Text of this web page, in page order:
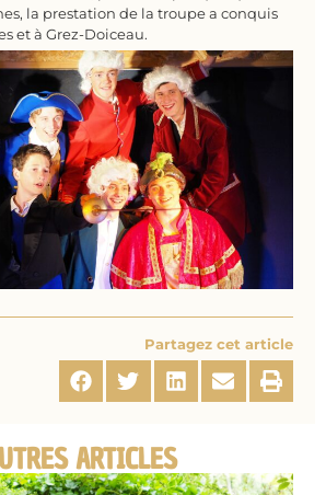
la prestation de la troupe a conquis
et à Grez-Doiceau.
Partagez cet article
ARTICLES